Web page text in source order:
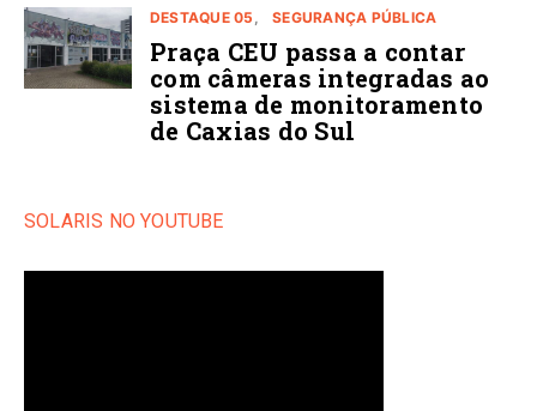
DESTAQUE 05 SEGURANÇA PÚBLICA
Praça CEU passa a contar
com câmeras integradas ao
sistema de monitoramento
de Caxias do Sul
SOLARIS NO YOUTUBE